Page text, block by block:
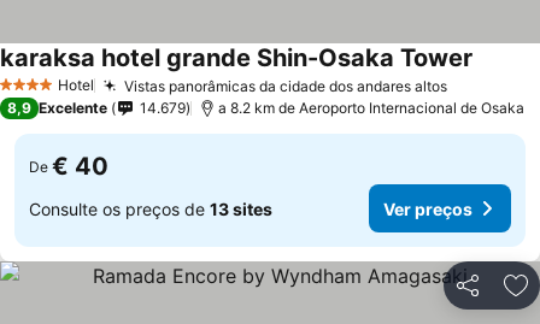
4 EstrelasHotel Vistas panorâmicas da cidade dos andares altosVer
karaksa hotel grande Shin-Osaka Tower
8,9 Excelente 14.679 a 8.2 km de Aeroporto Internacional de Osaka
De € 40
Consulte os preços de 13 sites Ver preços
Partilhar